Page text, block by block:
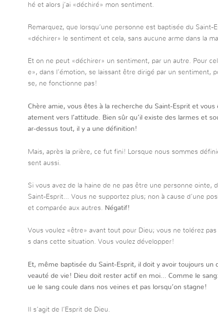
hé et alors j’ai «déchiré» mon sentiment.
Remarquez, que lorsqu’une personne est baptisée du Saint-
«déchirer» le sentiment et cela, sans aucune arme dans la
Et on ne peut «déchirer» un sentiment, par un autre. Pour
e», dans l’émotion, se laissant être dirigé par un sentiment,
se, ne fonctionne pas!
Chère amie, vous êtes à la recherche du Saint-Esprit et
atement vers l’attitude. Bien sûr qu’il existe des larmes et
ar-dessus tout, il y a une définition!
Mais, après la prière, ce fut fini! Lorsque nous sommes
sent aussi.
Si vous avez de la haine de ne pas être une personne ointe,
Saint-Esprit… Vous ne supportez plus; non à cause d’une
et comparée aux autres. Négatif!
Vous voulez «être» avant tout pour Dieu; vous ne tolérez
s dans cette situation. Vous voulez développer!
Et, même baptisée du Saint-Esprit, il doit y avoir toujours un
veauté de vie! Dieu doit rester actif en moi… Comme le
ue le sang coule dans nos veines et pas lorsqu’on stagne!
Il s’agit de l’Esprit de Dieu.